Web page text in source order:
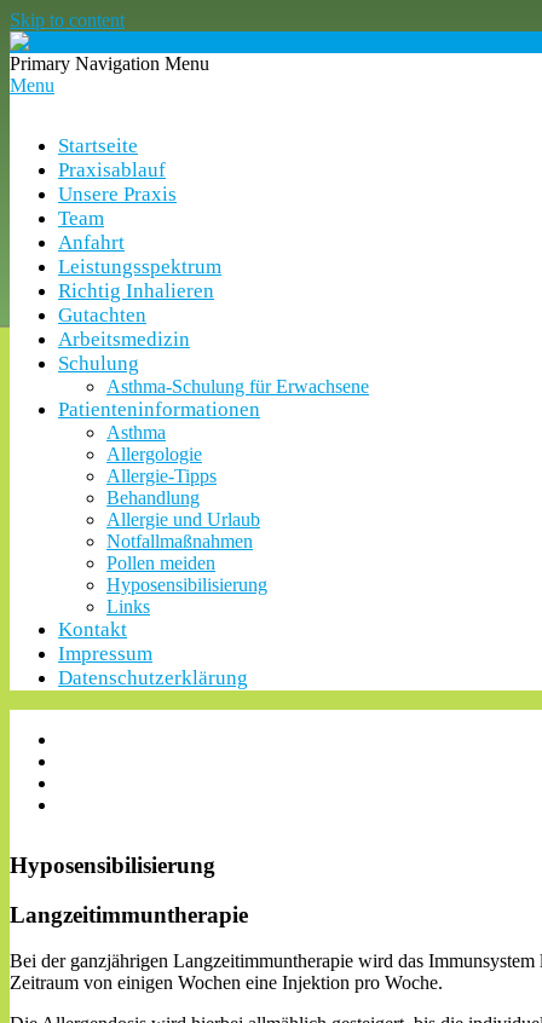
Skip to content
Lungenfachärzte
Wilhelmshaven
Primary Navigation Menu
Menu
Startseite
Praxisablauf
Unsere Praxis
Team
Anfahrt
Leistungsspektrum
Richtig Inhalieren
Gutachten
Arbeitsmedizin
Schulung
Asthma-Schulung für Erwachsene
Patienteninformationen
Asthma
Allergologie
Allergie-Tipps
Behandlung
Allergie und Urlaub
Notfallmaßnahmen
Pollen meiden
Hyposensibilisierung
Links
Kontakt
Impressum
Datenschutzerklärung
Hyposensibilisierung
Langzeitimmuntherapie
Bei der ganzjährigen Langzeitimmuntherapie wird das
Zeitraum von einigen Wochen eine Injektion pro Woche.